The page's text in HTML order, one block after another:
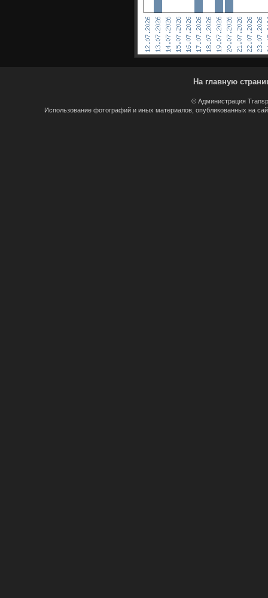
На главную
© Администрация
Использование фотографий и иных материалов, опубликованных на